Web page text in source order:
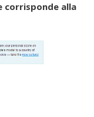
corrisponde alla